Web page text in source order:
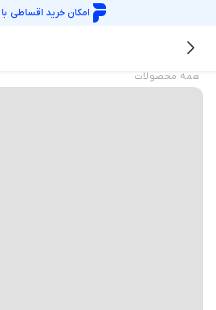
امکان خرید اقساطی با
همه محصولات